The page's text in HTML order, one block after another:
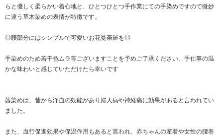
らと優しく柔らかい着心地と、ひとつひとつ手作業にての手染めですので微妙
に違う草木染めの表情が特徴です。
◎腰部分にはシンプルで可愛いお花曼荼羅を◎
手染めのため若干色ムラ等ございますことを予めご了承ください。手仕事の温
かな味わいと感じていただけたら幸いです
茜染めは、昔から浄血の効能があり婦人病や神経痛に効果があると言われてい
ました。
また、血行促進効果や保温作用もあると言われ、赤ちゃんの産着や女性の腰巻